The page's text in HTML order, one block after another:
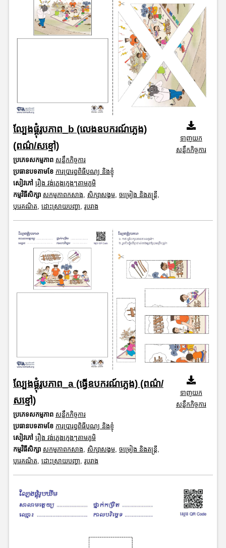
ល្បែងផ្គុំរូបភាព_b (លេងឧបករណ៍ភ្លេង)
(ពណ៌/សខ្មៅ)
ប្រភេទសកម្មភាព សន្លឹកកិច្ចការ
ប្រធានបទតាមខែ ការប្រារព្ធពិធីបុណ្យ និងខ្ញុំ
សៀវភៅ រឿង វង់ភ្លេងក្មេងៗតាមភូមិ
កម្មវិធីសិក្សា សកម្មភាពកសាង, សិក្សាសង្គម, ចម្រៀង និងតន្ត្រី,
បុរេគណិត, ដោះស្រាយបញ្ហា, រូបរាង
ទាញយក
សន្លឹកកិច្ចការ
ល្បែងផ្គុំរូបភាព_a (ធ្វើឧបករណ៍ភ្លេង) (ពណ៌/
សខ្មៅ)
ប្រភេទសកម្មភាព សន្លឹកកិច្ចការ
ប្រធានបទតាមខែ ការប្រារព្ធពិធីបុណ្យ និងខ្ញុំ
សៀវភៅ រឿង វង់ភ្លេងក្មេងៗតាមភូមិ
កម្មវិធីសិក្សា សកម្មភាពកសាង សិក្សាសង្គម, ចម្រៀង និងតន្ត្រី
បុរេគណិត ដោះស្រាយបញ្ហា រូបរាង
ទាញយក
សន្លឹកកិច្ចការ